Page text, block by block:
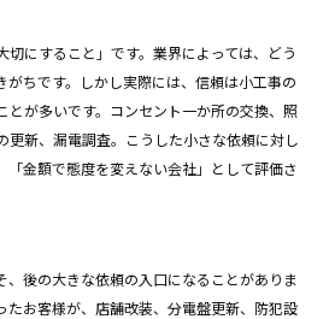
切にすること」です。業界によっては、どう
がちです。しかし実際には、信頼は小工事の
とが多いです。コンセント一か所の交換、照
更新、漏電調査。こうした小さな依頼に対し
「金額で態度を変えない会社」として評価さ
、後の大きな依頼の入口になることがありま
たお客様が、店舗改装、分電盤更新、防犯設